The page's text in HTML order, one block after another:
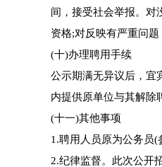
间，接受社会举报。对
资格;对反映有严重问
(十)办理聘用手续
公示期满无异议后，宜
内提供原单位与其解除
(十一)其他事项
1.聘用人员原为公务员(
2.纪律监督。此次公开